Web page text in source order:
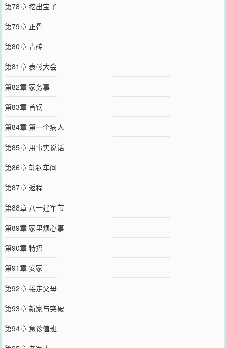
第78章 挖出宝了
第79章 正骨
第80章 青砖
第81章 表彰大会
第82章 家务事
第83章 首钢
第84章 第一个病人
第85章 用事实说话
第86章 轧钢车间
第87章 返程
第88章 八一建军节
第89章 家里烦心事
第90章 特招
第91章 安家
第92章 接走父母
第93章 新家与突破
第94章 急诊值班